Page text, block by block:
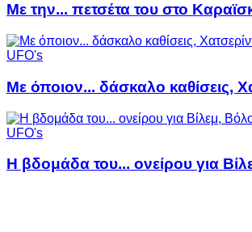
Με την... πετσέτα του στο
UFO's
Με όποιον... δάσκαλο καθίσεις,
UFO's
Η βδομάδα του... ονείρου για